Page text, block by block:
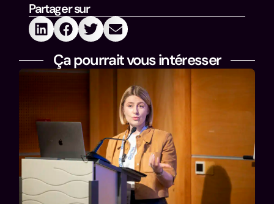
Partager sur
Ça pourrait vous intéresser